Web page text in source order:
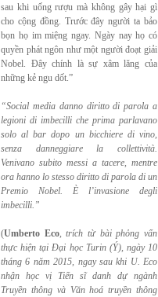
sau khi uống rượu mà không gây hại gì
cho cộng đồng. Trước đây người ta bảo
bọn họ im miệng ngay. Ngày nay họ có
quyền phát ngôn như một người đoạt giải
Nobel. Đây chính là sự xâm lăng của
những kẻ ngu dốt.”
“Social media danno diritto di parola a
legioni di imbecilli che prima parlavano
solo albar dopo un bicchiere di vino,
senza danneggiare la collettività.
Venivano subito messi a tacere, mentre
ora hanno lo stesso diritto di parola di un
Premio Nobel. È l’invasione degli
imbecilli.”
(Umberto Eco,trích từ bài phỏng vấn
thực hiện tại Đại học Turin (Ý), ngày 10
tháng 6 năm 2015, ngay sau khi U. Eco
nhận học vị Tiến sĩ danh dự ngành
Truyền thông và Văn hoá truyền thông